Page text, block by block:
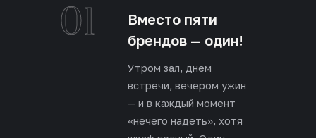
01
Вместо пяти
брендов — один!
Утром зал, днём
встречи, вечером ужин
— и в каждый момент
«нечего надеть», хотя